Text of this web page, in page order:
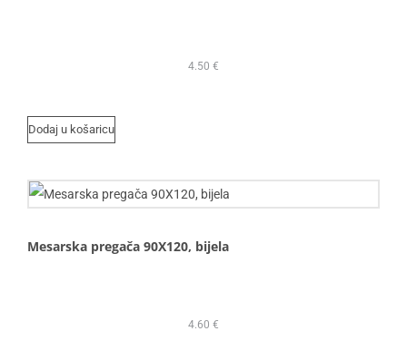
4.50 €
Dodaj u košaricu
Mesarska pregača 90X120, bijela
4.60 €